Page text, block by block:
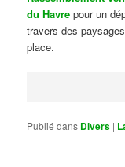
du Havre pour un
travers des
place.
Publié dans Divers |